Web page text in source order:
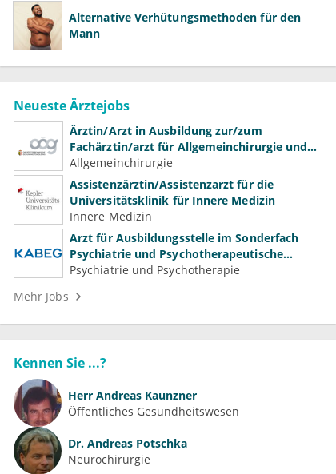
Alternative Verhütungsmethoden für den
Mann
Neueste Ärztejobs
Ärztin/Arzt in Ausbildung zur/zum
Fachärztin/arzt für Allgemeinchirurgie und
Gefäßchirurgie
Allgemeinchirurgie
Assistenzärztin/Assistenzarzt für die
Universitätsklinik für Innere Medizin
Innere Medizin
Arzt für Ausbildungsstelle im Sonderfach
Psychiatrie und Psychotherapeutische
Medizin (m/w/d)
Psychiatrie und Psychotherapie
Mehr Jobs
Kennen Sie ...?
Herr Andreas Kaunzner
Öffentliches Gesundheitswesen
Dr. Andreas Potschka
Neurochirurgie